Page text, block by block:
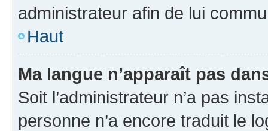
administrateur afin de lui
Haut
Ma langue n’apparaît pas
Soit l’administrateur n’a pas
personne n’a encore traduit le